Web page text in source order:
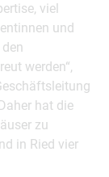
viel
und
werden“,
hat die
zu
in Ried vier